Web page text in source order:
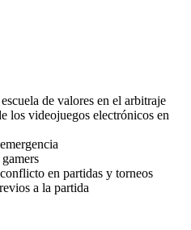
de valores en el arbitraje
los videojuegos electrónicos en
en partidas y torneos
a la partida